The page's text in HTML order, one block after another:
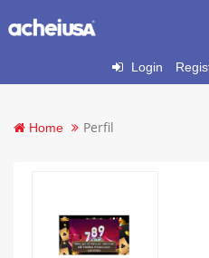
Login
Home Perfil